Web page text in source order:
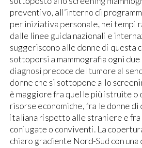
preventivo, all’interno di
per iniziativa personale, nei tempi
dalle linee guida nazionali e
suggeriscono alle donne di questa
sottoporsi a mammografia ogni due
diagnosi precoce del tumore al
donne che si sottopone allo
è maggiore fra quelle più istruite o
risorse economiche, fra le donne di
italiana rispetto alle straniere e fra
coniugate o conviventi. La
chiaro gradiente Nord-Sud con